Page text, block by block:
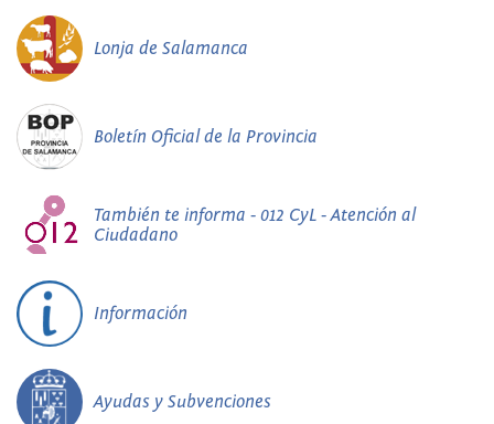
Lonja de Salamanca
Boletín Oficial de la Provincia
También te informa - 012 CyL - Atención al
Ciudadano
Información
Ayudas y Subvenciones